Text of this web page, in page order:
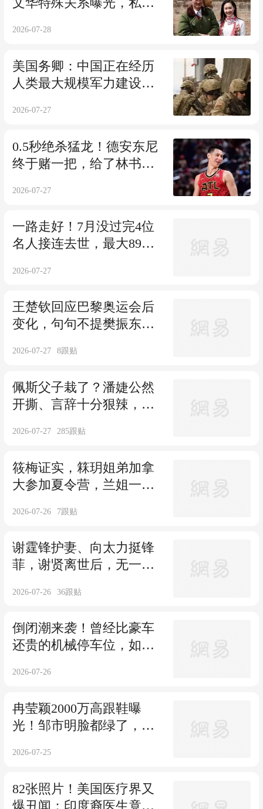
文华特殊关系曝光，私生
2026-07-28
美国务卿：中国正在经历
人类最大规模军力建设，
2026-07-27
0.5秒绝杀猛龙！德安东尼
终于赌一把，给了林书豪
2026-07-27
一路走好！7月没过完4位
名人接连去世，最大89
2026-07-27
王楚钦回应巴黎奥运会后
变化，句句不提樊振东，
2026-07-27 8跟贴
佩斯父子栽了？潘婕公然
开撕、言辞十分狠辣，高
2026-07-27 285跟贴
筱梅证实，箖玥姐弟加拿
大参加夏令营，兰姐一举
2026-07-26 7跟贴
谢霆锋护妻、向太力挺锋
菲，谢贤离世后，无一人
2026-07-26 36跟贴
倒闭潮来袭！曾经比豪车
还贵的机械停车位，如今
2026-07-26
冉莹颖2000万高跟鞋曝
光！邹市明脸都绿了，倪
2026-07-25
82张照片！美国医疗界又
爆丑闻：印度裔医生竟在